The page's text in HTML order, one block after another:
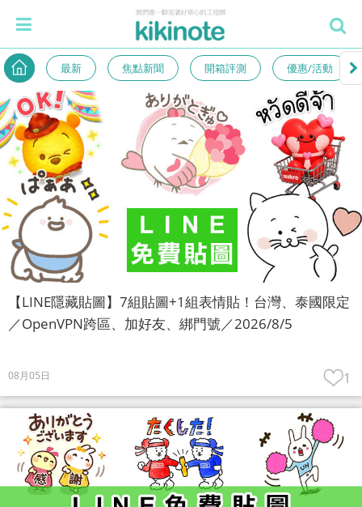
最新 焦點新聞 開箱評測 優惠/活動
【LINE隱藏貼圖】7組貼圖+1組表情貼！台灣、泰國限定
／OpenVPN跨區、加好友、綁門號／2026/8/5
08月05日 1